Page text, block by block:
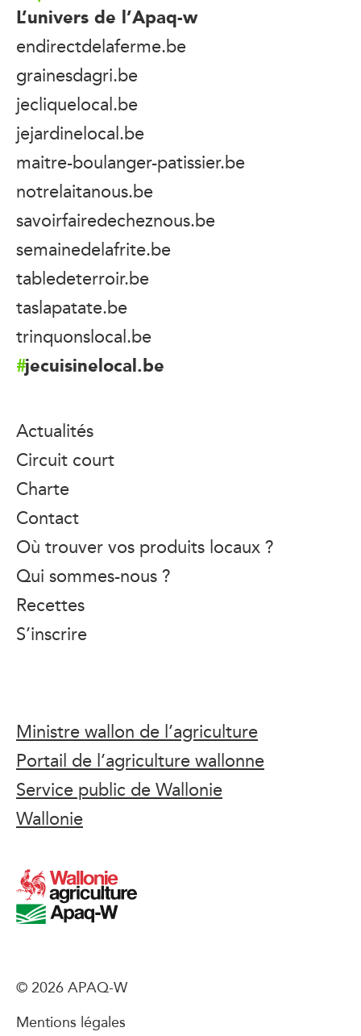
L’univers de l’Apaq-w
endirectdelaferme.be
grainesdagri.be
jecliquelocal.be
jejardinelocal.be
maitre-boulanger-patissier.be
notrelaitanous.be
savoirfairedecheznous.be
semainedelafrite.be
tabledeterroir.be
taslapatate.be
trinquonslocal.be
jecuisinelocal.be
Actualités
Circuit court
Charte
Contact
Où trouver vos produits locaux ?
Qui sommes-nous ?
Recettes
S’inscrire
Ministre wallon de l’agriculture
Portail de l’agriculture wallonne
Service public de Wallonie
Wallonie
© 2026 APAQ-W
Mentions légales